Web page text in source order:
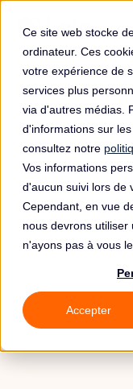
Ce site web stocke
ordinateur. Ces
votre expérience de
services plus
via d'autres médias.
d'informations sur
consultez notre
Vos informations
d'aucun suivi lors de
Cependant, en vue
nous devrons
n'ayons pas à vous
Accepter